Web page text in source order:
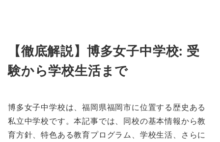
【徹底解説】博多女子中学校: 受
験から学校生活まで
博多女子中学校は、福岡県福岡市に位置する歴史ある
私立中学校です。本記事では、同校の基本情報から教
育方針、特色ある教育プログラム、学校生活、さらに